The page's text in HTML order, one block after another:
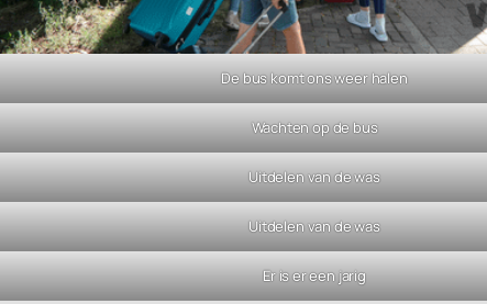
De bus komt ons weer halen
Wachten op de bus
Uitdelen van de was
Uitdelen van de was
Er is er een jarig